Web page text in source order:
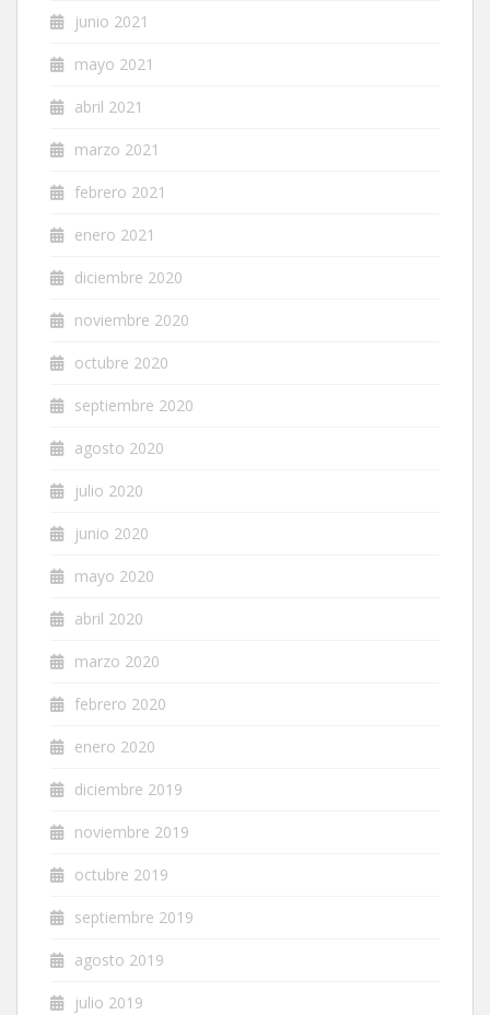
junio 2021
mayo 2021
abril 2021
marzo 2021
febrero 2021
enero 2021
diciembre 2020
noviembre 2020
octubre 2020
septiembre 2020
agosto 2020
julio 2020
junio 2020
mayo 2020
abril 2020
marzo 2020
febrero 2020
enero 2020
diciembre 2019
noviembre 2019
octubre 2019
septiembre 2019
agosto 2019
julio 2019